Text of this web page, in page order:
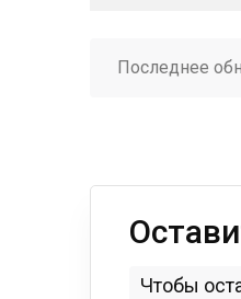
Последнее
Чтобы